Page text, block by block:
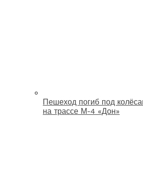
Пешеход погиб под
на трассе М-4 «Дон»